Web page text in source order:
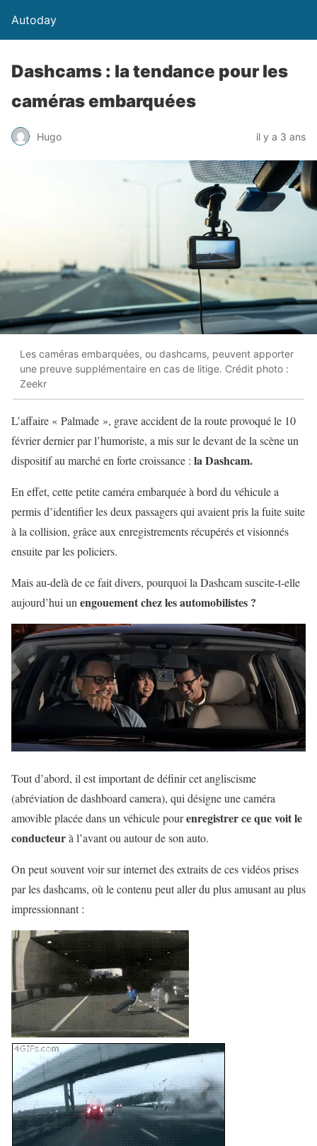
Autoday
Dashcams : la tendance pour les
caméras embarquées
Hugo il y a 3 ans
Les caméras embarquées, ou dashcams, peuvent apporter
une preuve supplémentaire en cas de litige. Crédit photo :
Zeekr
L’affaire « Palmade », grave accident de la route provoqué le 10
février dernier par l’humoriste, a mis sur le devant de la scène un
dispositif au marché en forte croissance : la Dashcam.
En effet, cette petite caméra embarquée à bord du véhicule a
permis d’identifier les deux passagers qui avaient pris la fuite suite
à la collision, grâce aux enregistrements récupérés et visionnés
ensuite par les policiers.
Mais au-delà de ce fait divers, pourquoi la Dashcam suscite-t-elle
aujourd’hui un engouement chez les automobilistes ?
Tout d’abord, il est important de définir cet angliscisme
(abréviation de dashboard camera), qui désigne une caméra
amovible placée dans un véhicule pourenregistrer ce que voit le
conducteurà l’avant ou autour de son auto.
On peut souvent voir sur internet des extraits de ces vidéos prises
par les dashcams, où le contenu peut aller du plus amusant au plus
impressionnant :